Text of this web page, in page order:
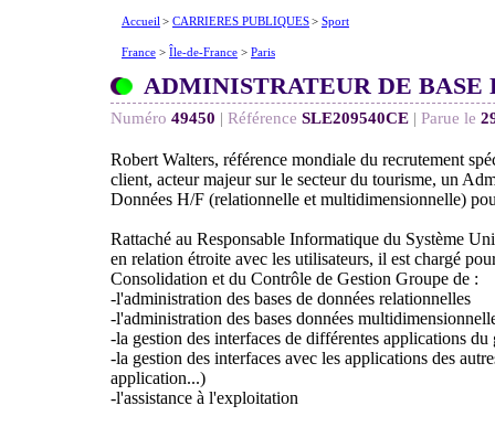
Accueil > CARRIERES PUBLIQUES> Sport
France > Île-de-France > Paris
ADMINISTRATEUR DE BASE
Numéro 49450 | Référence SLE209540CE | Parue le
Robert Walters, référence mondiale du recrutement
client, acteur majeur sur le secteur du tourisme, un
Données H/F (relationnelle et multidimensionnelle)
Rattaché au Responsable Informatique du Système
en relation étroite avec les utilisateurs, il est chargé
Consolidation et du Contrôle de Gestion Groupe de :
-l'administration des bases de données relationnelles
-l'administration des bases données
-la gestion des interfaces de différentes applications du
-la gestion des interfaces avec les applications des
application...)
-l'assistance à l'exploitation